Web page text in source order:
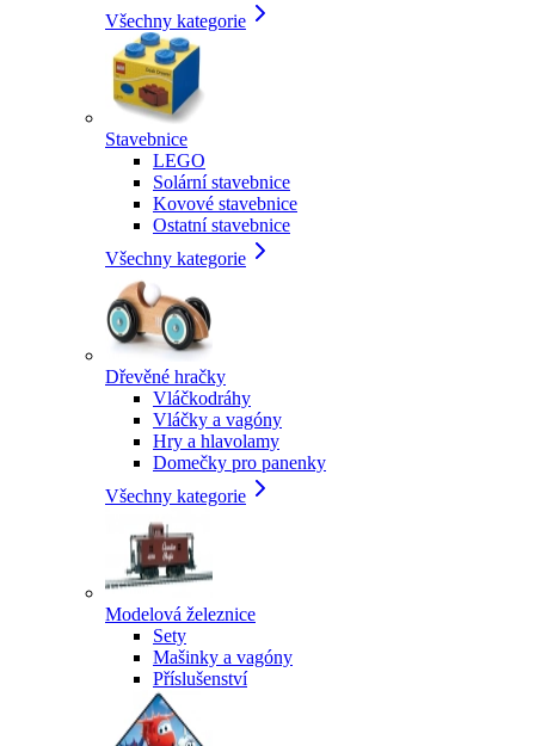
Všechny kategorie
Stavebnice
LEGO
Solární stavebnice
Kovové stavebnice
Ostatní stavebnice
Všechny kategorie
Dřevěné hračky
Vláčkodráhy
Vláčky a vagóny
Hry a hlavolamy
Domečky pro panenky
Všechny kategorie
Modelová železnice
Sety
Mašinky a vagóny
Příslušenství